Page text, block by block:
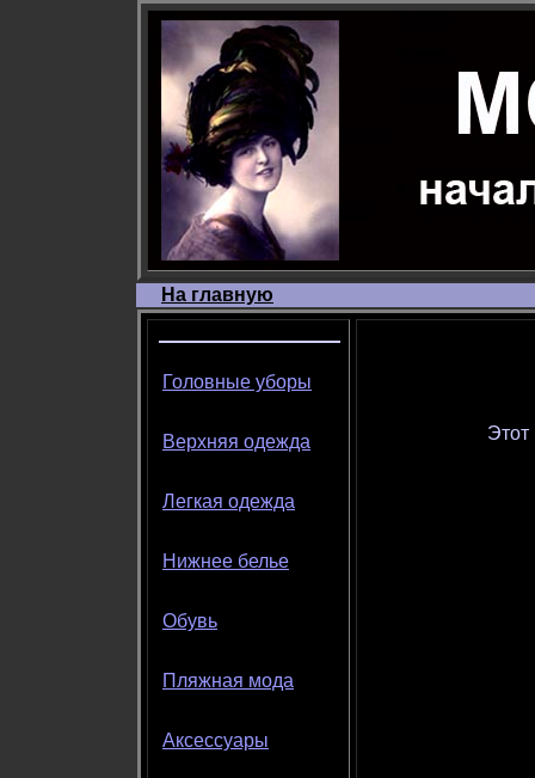
На главную
Головные уборы
Верхняя одежда
Легкая одежда
Нижнее белье
Обувь
Пляжная мода
Аксессуары
Этот